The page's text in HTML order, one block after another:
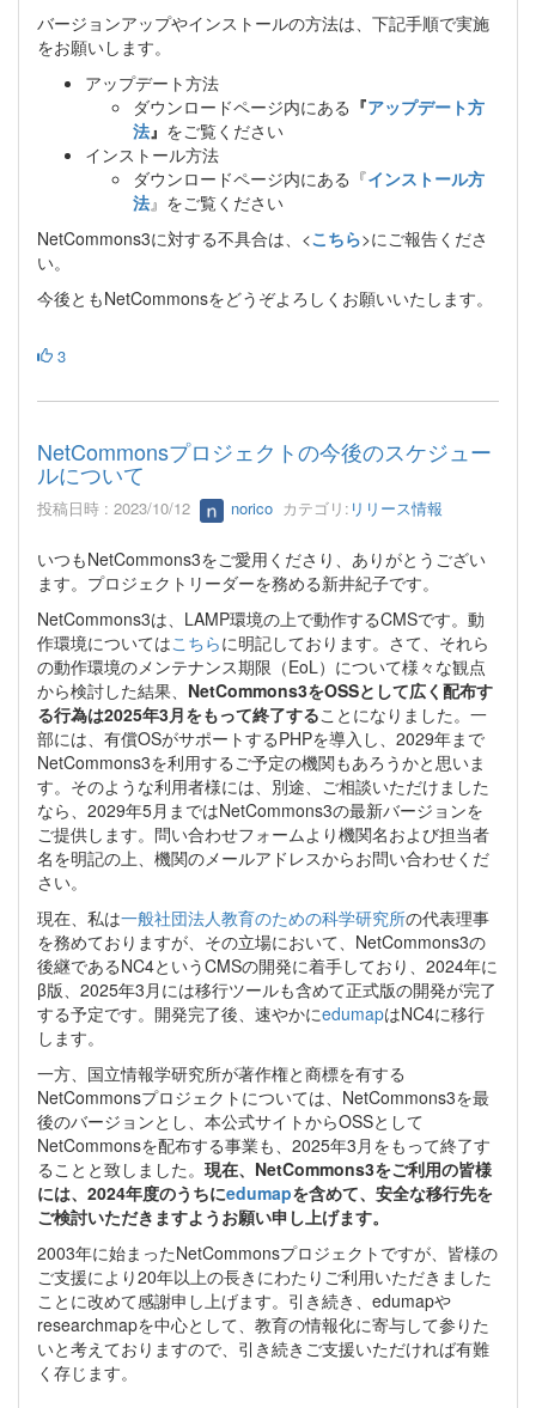
バージョンアップやインストールの方法は、下記手順で実施
をお願いします。
アップデート方法
ダウンロードページ内にある 『アップデート方
法』 をご覧ください
インストール方法
ダウンロードページ内にある『インストール方
法』をご覧ください
NetCommons3に対する不具合は、<こちら>にご報告くださ
い。
今後ともNetCommonsをどうぞよろしくお願いいたします。
3
NetCommonsプロジェクトの今後のスケジュー
ルについて
投稿日時 : 2023/10/12 norico カテゴリ: リリース情報
いつもNetCommons3をご愛用くださり、ありがとうござい
ます。プロジェクトリーダーを務める新井紀子です。
NetCommons3は、LAMP環境の上で動作するCMSです。動
作環境についてはこちらに明記しております。さて、それら
の動作環境のメンテナンス期限（EoL）について様々な観点
から検討した結果、 NetCommons3をOSSとして広く配布す
る行為は2025年3月をもって終了することになりました。一
部には、有償OSがサポートするPHPを導入し、2029年まで
NetCommons3を利用するご予定の機関もあろうかと思いま
す。そのような利用者様には、別途、ご相談いただけました
なら、2029年5月まではNetCommons3の最新バージョンを
ご提供します。問い合わせフォームより機関名および担当者
名を明記の上、機関のメールアドレスからお問い合わせくだ
さい。
現在、私は一般社団法人教育のための科学研究所の代表理事
を務めておりますが、その立場において、NetCommons3の
後継であるNC4というCMSの開発に着手しており、2024年に
β版、2025年3月には移行ツールも含めて正式版の開発が完了
する予定です。開発完了後、速やかにedumapはNC4に移行
します。
一方、国立情報学研究所が著作権と商標を有する
NetCommonsプロジェクトについては、NetCommons3を最
後のバージョンとし、本公式サイトからOSSとして
NetCommonsを配布する事業も、2025年3月をもって終了す
ることと致しました。 現在、NetCommons3をご利用の皆様
には、2024年度のうちにedumapを含めて、安全な移行先を
ご検討いただきますようお願い申し上げます。
2003年に始まったNetCommonsプロジェクトですが、皆様の
ご支援により20年以上の長きにわたりご利用いただきました
ことに改めて感謝申し上げます。引き続き、edumapや
researchmapを中心として、教育の情報化に寄与して参りた
いと考えておりますので、引き続きご支援いただければ有難
く存じます。